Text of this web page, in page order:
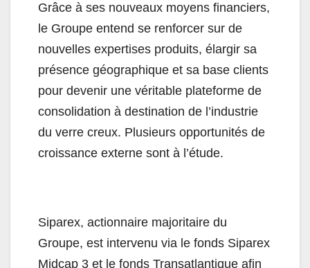
Grâce à ses nouveaux moyens financiers,
le Groupe entend se renforcer sur de
nouvelles expertises produits, élargir sa
présence géographique et sa base clients
pour devenir une véritable plateforme de
consolidation à destination de l’industrie
du verre creux. Plusieurs opportunités de
croissance externe sont à l’étude.
Siparex, actionnaire majoritaire du
Groupe, est intervenu via le fonds Siparex
Midcap 3 et le fonds Transatlantique afin